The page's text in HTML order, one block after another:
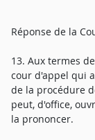
Réponse de la
13. Aux termes
cour d'appel qui
de la procédure
peut, d'office,
la prononcer.